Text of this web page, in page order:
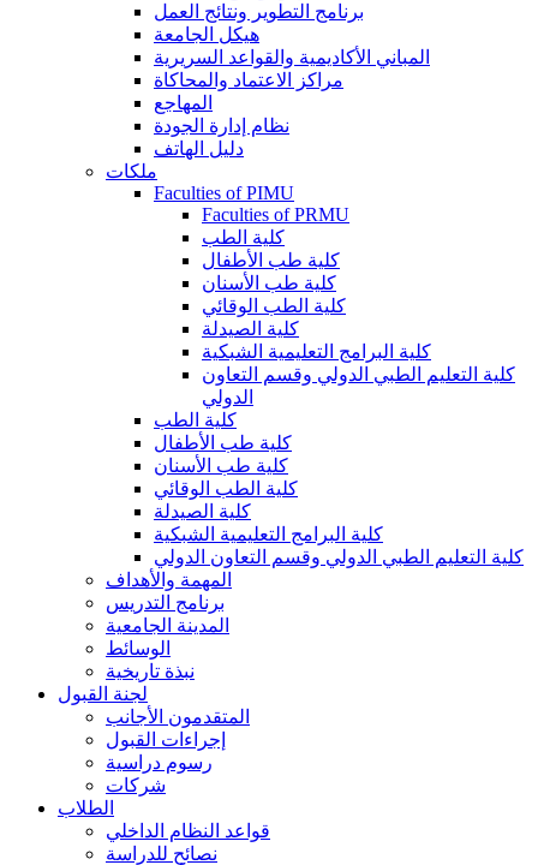
برنامج التطوير ونتائج العمل
هيكل الجامعة
المباني الأكاديمية والقواعد السريرية
مراكز الاعتماد والمحاكاة
المهاجع
نظام إدارة الجودة
دليل الهاتف
ملكات
Faculties of PIMU
Faculties of PRMU
كلية الطب
كلية طب الأطفال
كلية طب الأسنان
كلية الطب الوقائي
كلية الصيدلة
كلية البرامج التعليمية الشبكية
كلية التعليم الطبي الدولي وقسم التعاون
الدولي
كلية الطب
كلية طب الأطفال
كلية طب الأسنان
كلية الطب الوقائي
كلية الصيدلة
كلية البرامج التعليمية الشبكية
كلية التعليم الطبي الدولي وقسم التعاون الدولي
المهمة والأهداف
برنامج التدريس
المدينة الجامعية
الوسائط
نبذة تاريخية
لجنة القبول
المتقدمون الأجانب
إجراءات القبول
رسوم دراسية
شركات
الطلاب
قواعد النظام الداخلي
نصائح للدراسة